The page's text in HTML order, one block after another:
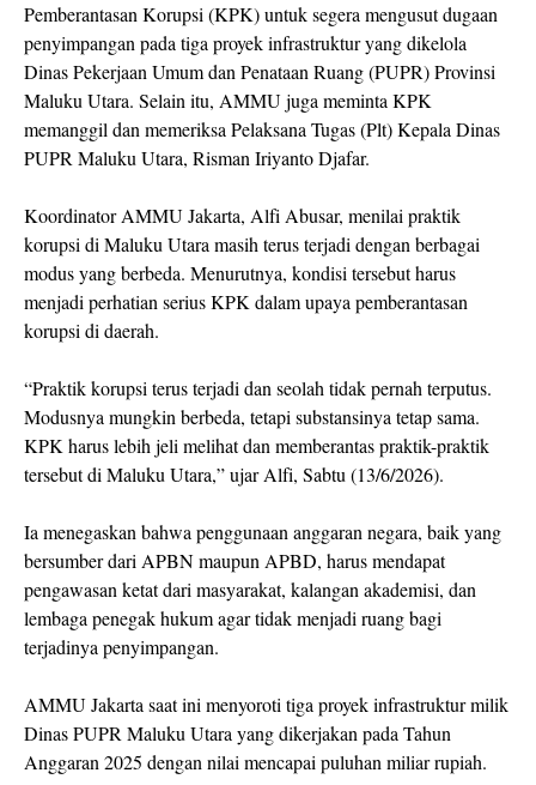
Pemberantasan Korupsi (KPK) untuk segera mengusut dugaan
penyimpangan pada tiga proyek infrastruktur yang dikelola
Dinas Pekerjaan Umum dan Penataan Ruang (PUPR) Provinsi
Maluku Utara. Selain itu, AMMU juga meminta KPK
memanggil dan memeriksa Pelaksana Tugas (Plt) Kepala Dinas
PUPR Maluku Utara, Risman Iriyanto Djafar.
Koordinator AMMU Jakarta, Alfi Abusar, menilai praktik
korupsi di Maluku Utara masih terus terjadi dengan berbagai
modus yang berbeda. Menurutnya, kondisi tersebut harus
menjadi perhatian serius KPK dalam upaya pemberantasan
korupsi di daerah.
“Praktik korupsi terus terjadi dan seolah tidak pernah terputus.
Modusnya mungkin berbeda, tetapi substansinya tetap sama.
KPK harus lebih jeli melihat dan memberantas praktik-praktik
tersebut di Maluku Utara,” ujar Alfi, Sabtu (13/6/2026).
Ia menegaskan bahwa penggunaan anggaran negara, baik yang
bersumber dari APBN maupun APBD, harus mendapat
pengawasan ketat dari masyarakat, kalangan akademisi, dan
lembaga penegak hukum agar tidak menjadi ruang bagi
terjadinya penyimpangan.
AMMU Jakarta saat ini menyoroti tiga proyek infrastruktur milik
Dinas PUPR Maluku Utara yang dikerjakan pada Tahun
Anggaran 2025 dengan nilai mencapai puluhan miliar rupiah.